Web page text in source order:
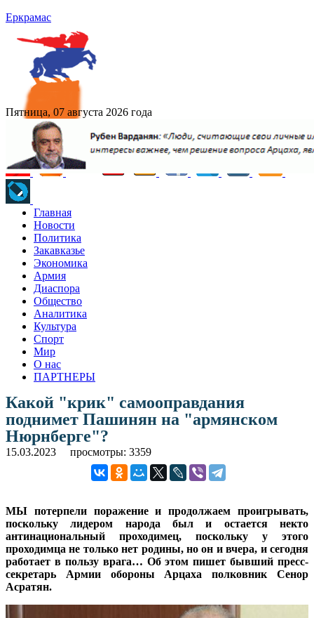
Еркрамас
Пятница, 07 августа 2026 года
Главная
Новости
Политика
Закавказье
Экономика
Армия
Диаспора
Общество
Аналитика
Культура
Спорт
Мир
О нас
ПАРТНЕРЫ
Какой "крик" самооправдания
поднимет Пашинян на "армянском
Нюрнберге"?
15.03.2023 просмотры: 3359
МЫ потерпели поражение и продолжаем проигрывать,
поскольку лидером народа был и остается некто
антинациональный проходимец, поскольку у этого
проходимца не только нет родины, но он и вчера, и сегодня
работает в пользу врага… Об этом пишет бывший пресс-
секретарь Армии обороны Арцаха полковник Сенор
Асратян.